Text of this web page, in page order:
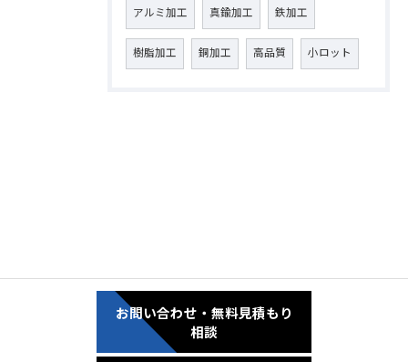
アルミ加工 真鍮加工 鉄加工
樹脂加工 銅加工 高品質 小ロット
お問い合わせ・無料見積もり
相談